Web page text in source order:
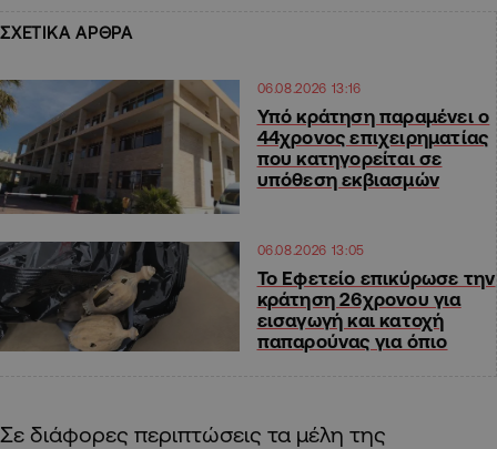
ΣΧΕΤΙΚΑ ΑΡΘΡΑ
06.08.2026 13:16
Υπό κράτηση παραμένει ο
44χρονος επιχειρηματίας
που κατηγορείται σε
υπόθεση εκβιασμών
06.08.2026 13:05
Το Εφετείο επικύρωσε την
κράτηση 26χρονου για
εισαγωγή και κατοχή
παπαρούνας για όπιο
Σε διάφορες περιπτώσεις τα μέλη της